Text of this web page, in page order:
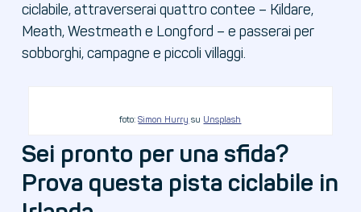
ciclabile, attraverserai quattro contee – Kildare,
Meath, Westmeath e Longford – e passerai per
sobborghi, campagne e piccoli villaggi.
foto:Simon Hurry su Unsplash
Sei pronto per una sfida?
Prova questa pista ciclabile in